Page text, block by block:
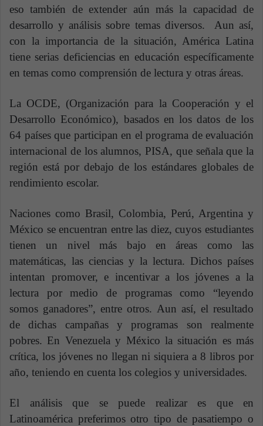
eso también de extender aún más la capacidad de
desarrollo y análisis sobre temas diversos. Aun así,
con la importancia de la situación, América Latina
tiene serias deficiencias en educación específicamente
en temas como comprensión de lectura y otras áreas.
La OCDE, (Organización para la Cooperación y el
Desarrollo Económico), basados en los datos de los
64 países que participan en el programa de evaluación
internacional de los alumnos, PISA, que señala que la
región está por debajo de los estándares globales de
rendimiento escolar.
Naciones como Brasil, Colombia, Perú, Argentina y
México se encuentran entre las diez, cuyos estudiantes
tienen un nivel más bajo en áreas como las
matemáticas, las ciencias y la lectura. Dichos países
intentan promover, e incentivar a los jóvenes a la
lectura por medio de programas como “leyendo
somos ganadores”, entre otros. Aun así, el resultado
de dichas campañas y programas son realmente
pobres. En Venezuela y México la situación es más
crítica, los jóvenes no llegan ni siquiera a 8 libros por
año, teniendo en cuenta los colegios y universidades.
El análisis que se puede realizar es que en
Latinoamérica preferimos otro tipo de pasatiempo o